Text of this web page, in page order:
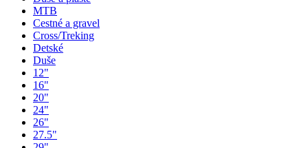
MTB
Cestné a gravel
Cross/Treking
Detské
Duše
12"
16"
20"
24"
26"
27.5"